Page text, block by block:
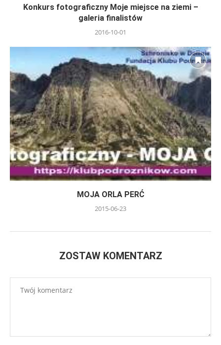
Konkurs fotograficzny Moje miejsce na ziemi –
galeria finalistów
2016-10-01
MOJA ORLA PERĆ
2015-06-23
ZOSTAW KOMENTARZ